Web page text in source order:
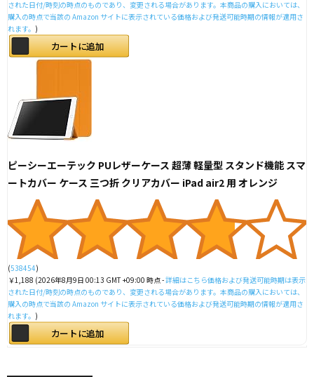
された日付/時刻の時点のものであり、変更される場合があります。本商品の購入においては、
購入の時点で当該の Amazon サイトに表示されている価格および発送可能時期の情報が適用さ
れます。 )
カートに追加
ピーシーエーテック PUレザーケース 超薄 軽量型 スタンド機能 スマ
ートカバー ケース 三つ折 クリアカバー iPad air2 用 オレンジ
(538454)
￥1,188 (2026年8月9日 00:13 GMT +09:00 時点 -詳細はこちら価格および発送可能時期は表示
された日付/時刻の時点のものであり、変更される場合があります。本商品の購入においては、
購入の時点で当該の Amazon サイトに表示されている価格および発送可能時期の情報が適用さ
れます。 )
カートに追加